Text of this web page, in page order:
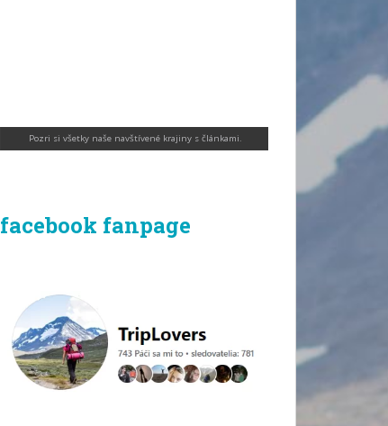
Pozri si všetky naše navštívené krajiny s článkami.
facebook fanpage